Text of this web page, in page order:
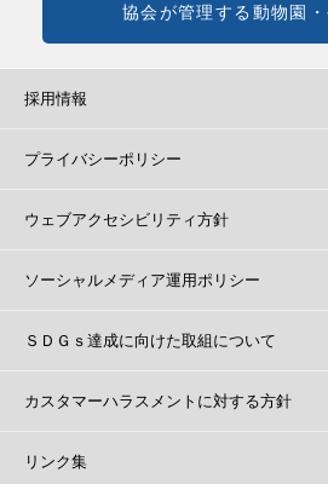
協会が管理する動物園
採用情報
プライバシーポリシー
ウェブアクセシビリティ方針
ソーシャルメディア運用ポリシー
ＳＤＧｓ達成に向けた取組について
カスタマーハラスメントに対する方針
リンク集